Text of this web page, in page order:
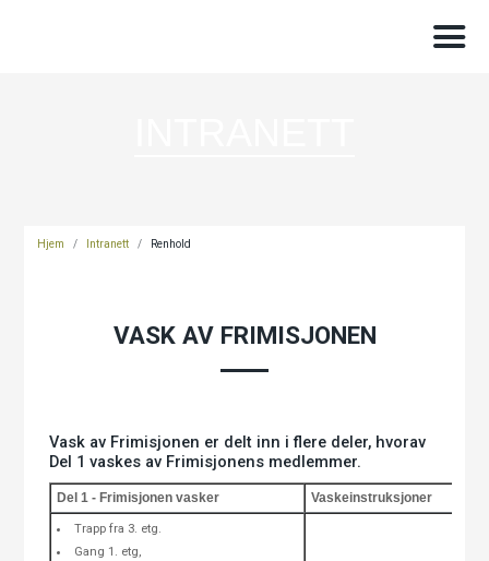
Hjem / Intranett / Renhold
VASK AV FRIMISJONEN
Vask av Frimisjonen er delt inn i flere deler, hvorav
Del 1 vaskes av Frimisjonens medlemmer.
Del 1 - Frimisjonen vasker Vaskeinstruksjoner
Trapp fra 3. etg.
Gang 1. etg,